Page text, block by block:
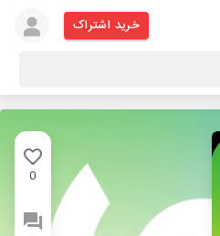
خرید اشتراک
0